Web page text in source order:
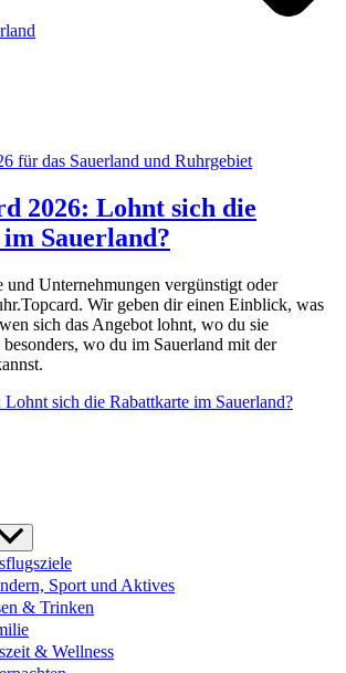
2026: Lohnt sich die
Sauerland?
und Unternehmungen vergünstigt oder
Wir geben dir einen Einblick, was
sich das Angebot lohnt, wo du sie
wo du im Sauerland mit der
sich die Rabattkarte im Sauerland?
Sport und Aktives
& Trinken
& Wellness